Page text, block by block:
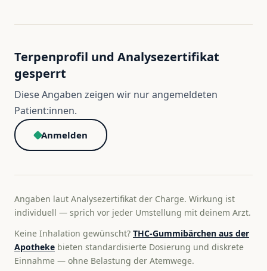
Terpenprofil und Analysezertifikat
gesperrt
Diese Angaben zeigen wir nur angemeldeten
Patient:innen.
Anmelden
Angaben laut Analysezertifikat der Charge. Wirkung ist
individuell — sprich vor jeder Umstellung mit deinem Arzt.
Keine Inhalation gewünscht? THC-Gummibärchen aus der
Apotheke bieten standardisierte Dosierung und diskrete
Einnahme — ohne Belastung der Atemwege.